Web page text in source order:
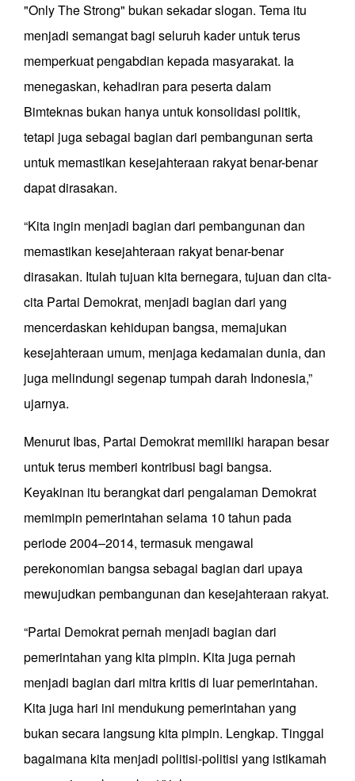
"Only The Strong" bukan sekadar slogan. Tema itu
menjadi semangat bagi seluruh kader untuk terus
memperkuat pengabdian kepada masyarakat. Ia
menegaskan, kehadiran para peserta dalam
Bimteknas bukan hanya untuk konsolidasi politik,
tetapi juga sebagai bagian dari pembangunan serta
untuk memastikan kesejahteraan rakyat benar-benar
dapat dirasakan.
“Kita ingin menjadi bagian dari pembangunan dan
memastikan kesejahteraan rakyat benar-benar
dirasakan. Itulah tujuan kita bernegara, tujuan dan cita-
cita Partai Demokrat, menjadi bagian dari yang
mencerdaskan kehidupan bangsa, memajukan
kesejahteraan umum, menjaga kedamaian dunia, dan
juga melindungi segenap tumpah darah Indonesia,”
ujarnya.
Menurut Ibas, Partai Demokrat memiliki harapan besar
untuk terus memberi kontribusi bagi bangsa.
Keyakinan itu berangkat dari pengalaman Demokrat
memimpin pemerintahan selama 10 tahun pada
periode 2004–2014, termasuk mengawal
perekonomian bangsa sebagai bagian dari upaya
mewujudkan pembangunan dan kesejahteraan rakyat.
“Partai Demokrat pernah menjadi bagian dari
pemerintahan yang kita pimpin. Kita juga pernah
menjadi bagian dari mitra kritis di luar pemerintahan.
Kita juga hari ini mendukung pemerintahan yang
bukan secara langsung kita pimpin. Lengkap. Tinggal
bagaimana kita menjadi politisi-politisi yang istikamah